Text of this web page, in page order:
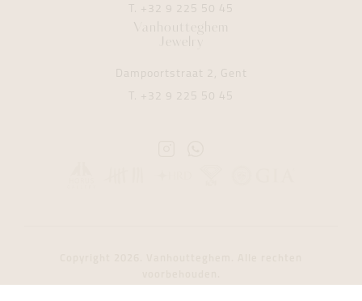
T. +32 9 225 50 45
Vanhoutteghem
Jewelry
Dampoortstraat 2, Gent
T. +32 9 225 50 45